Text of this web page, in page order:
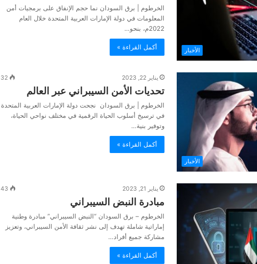
الأخبار
الخرطوم | برق السودان نما حجم الإنفاق على برمجيات أمن
المعلومات في دولة الإمارات العربية المتحدة خلال العام
2022م، بنحو…
أكمل القراءة »
الأخبار
يناير 22, 2023 32
تحديات الأمن السيبراني عبر العالم
الخرطوم | برق السودان نجحت دولة الإمارات العربية المتحدة
في ترسيخ أسلوب الحياة الرقمية في مختلف نواحي الحياة،
وتوفير بنية…
أكمل القراءة »
يناير 21, 2023 43
مبادرة النبض السيبراني
الخرطوم – برق السودان “النبض السيبراني” مبادرة وطنية
إماراتية شاملة تهدف إلى نشر ثقافة الأمن السيبراني، وتعزيز
مشاركة جميع أفراد…
أكمل القراءة »